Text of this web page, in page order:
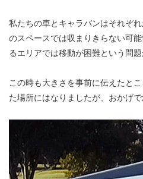
私たちの車とキャラバンはそれぞ
のスペースでは収まりきらない可
るエリアでは移動が困難という問題
この時も大きさを事前に伝えたと
た場所にはなりましたが、おかげで